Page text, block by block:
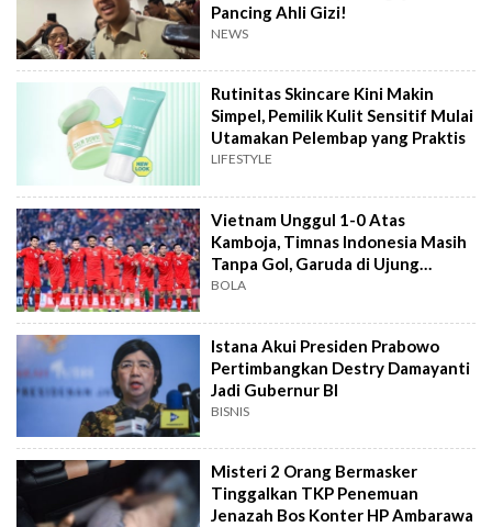
Pancing Ahli Gizi!
NEWS
Rutinitas Skincare Kini Makin
Simpel, Pemilik Kulit Sensitif Mulai
Utamakan Pelembap yang Praktis
LIFESTYLE
Vietnam Unggul 1-0 Atas
Kamboja, Timnas Indonesia Masih
Tanpa Gol, Garuda di Ujung
Tanduk
BOLA
Istana Akui Presiden Prabowo
Pertimbangkan Destry Damayanti
Jadi Gubernur BI
BISNIS
Misteri 2 Orang Bermasker
Tinggalkan TKP Penemuan
Jenazah Bos Konter HP Ambarawa